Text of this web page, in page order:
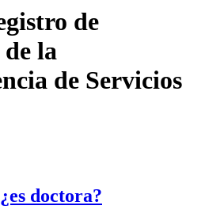
de
la
de Servicios
doctora?